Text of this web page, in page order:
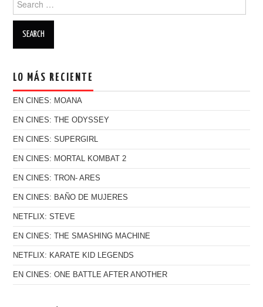
LO MÁS RECIENTE
EN CINES: MOANA
EN CINES: THE ODYSSEY
EN CINES: SUPERGIRL
EN CINES: MORTAL KOMBAT 2
EN CINES: TRON- ARES
EN CINES: BAÑO DE MUJERES
NETFLIX: STEVE
EN CINES: THE SMASHING MACHINE
NETFLIX: KARATE KID LEGENDS
EN CINES: ONE BATTLE AFTER ANOTHER